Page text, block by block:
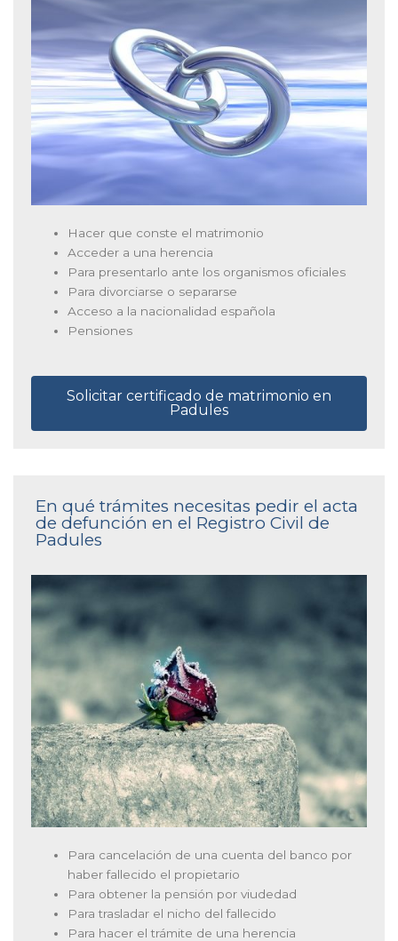
Hacer que conste el matrimonio
Acceder a una herencia
Para presentarlo ante los organismos oficiales
Para divorciarse o separarse
Acceso a la nacionalidad española
Pensiones
Solicitar certificado de matrimonio en
Padules
En qué trámites necesitas pedir el acta
de defunción en el Registro Civil de
Padules
Para cancelación de una cuenta del banco por
haber fallecido el propietario
Para obtener la pensión por viudedad
Para trasladar el nicho del fallecido
Para hacer el trámite de una herencia